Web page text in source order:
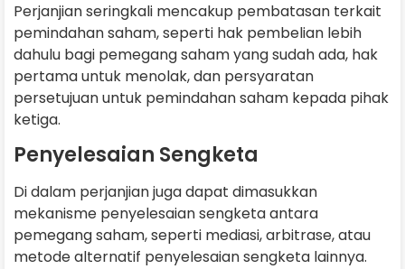
Perjanjian seringkali mencakup pembatasan terkait
pemindahan saham, seperti hak pembelian lebih
dahulu bagi pemegang saham yang sudah ada, hak
pertama untuk menolak, dan persyaratan
persetujuan untuk pemindahan saham kepada pihak
ketiga.
Penyelesaian Sengketa
Di dalam perjanjian juga dapat dimasukkan
mekanisme penyelesaian sengketa antara
pemegang saham, seperti mediasi, arbitrase, atau
metode alternatif penyelesaian sengketa lainnya.